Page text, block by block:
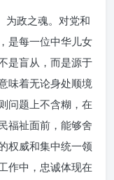
为政之魂。对党和
是每一位中华儿女
是盲从，而是源于
味着无论身处顺境
问题上不含糊，在
福祉面前，能够舍
权威和集中统一领
作中，忠诚体现在